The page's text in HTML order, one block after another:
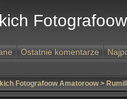
Ostatnie komentarze
Fotografoow Amatoroow>